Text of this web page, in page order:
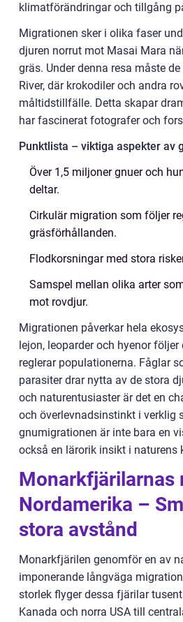
klimatförändringar och tillgång
Migrationen sker i olika faser
djuren norrut mot Masai Mara
gräs. Under denna resa måste
River, där krokodiler och andra
måltidstillfälle. Detta skapar
har fascinerat fotografer och
Punktlista – viktiga aspekter av
Över 1,5 miljoner gnuer och
deltar.
Cirkulär migration som följer
gräsförhållanden.
Flodkorsningar med stora
Samspel mellan olika arter
mot rovdjur.
Migrationen påverkar hela
lejon, leoparder och hyenor följer
reglerar populationerna. Fåglar
parasiter drar nytta av de stora
och naturentusiaster är det en
och överlevnadsinstinkt i verklig
gnumigrationen är inte bara en
också en lärorik insikt i naturens
Monarkfjärilarnas
Nordamerika –
stora avstånd
Monarkfjärilen genomför en av
imponerande långväga
storlek flyger dessa fjärilar
Kanada och norra USA till